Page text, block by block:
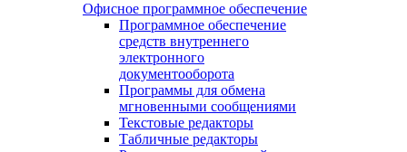
Офисное программное обеспечение
Программное обеспечение
средств внутреннего
электронного
документооборота
Программы для обмена
мгновенными сообщениями
Текстовые редакторы
Табличные редакторы